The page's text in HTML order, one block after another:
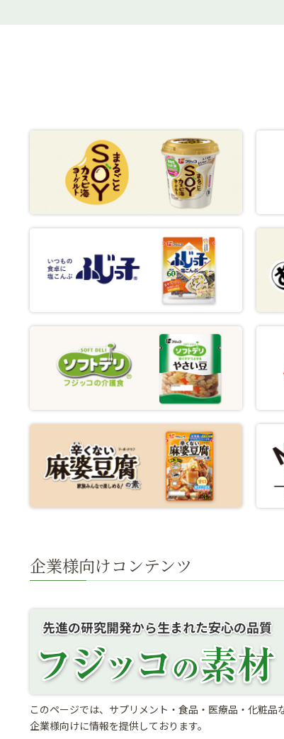
企業様向けコンテンツ
このページでは、サプリメント・食品・医療品・化粧品
企業様向けに情報を提供しております。